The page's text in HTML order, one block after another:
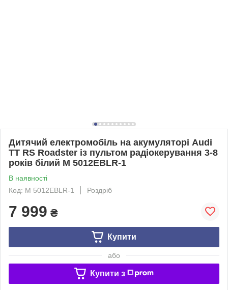
Дитячий електромобіль на акумуляторі Audi
TT RS Roadster із пультом радіокерування 3-8
років білий M 5012EBLR-1
В наявності
Код: M 5012EBLR-1
Роздріб
7 999 ₴
Купити
або
Купити з